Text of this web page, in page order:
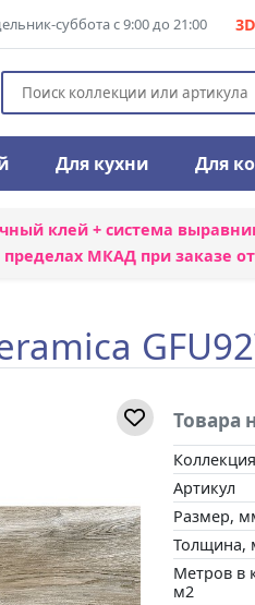
суббота с 9:00 до 21:00
Для кухни Для
клей + система
пределах МКАД при заказе
Товара
Коллекция
Артикул
Размер,
Толщина,
Метров в
м2